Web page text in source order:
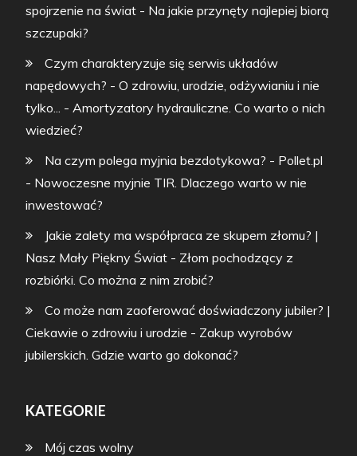
spojrzenie na świat - Na jakie przynęty najlepiej biorą
szczupaki?
Czym charakteryzuje się serwis układów
napędowych? - O zdrowiu, urodzie, odżywianiu i nie
tylko... -Amortyzatory hydrauliczne. Co warto o nich
wiedzieć?
Na czym polega myjnia bezdotykowa? - Pollet.pl
- Nowoczesne myjnie TIR. Dlaczego warto w nie
inwestować?
Jakie zalety ma współpraca ze skupem złomu? |
Nasz Mały Piękny Świat - Złom pochodzący z
rozbiórki. Co można z nim zrobić?
Co może nam zaoferować doświadczony jubiler? |
Ciekawie o zdrowiu i urodzie - Zakup wyrobów
jubilerskich. Gdzie warto go dokonać?
KATEGORIE
Mój czas wolny